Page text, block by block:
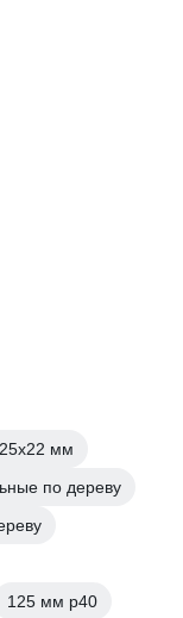
мм
по дереву
125 мм р40